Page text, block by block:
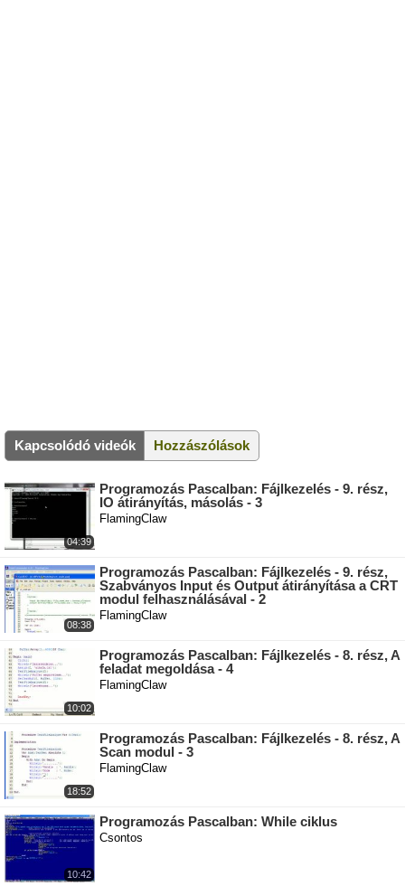
Kapcsolódó videók Hozzászólások
04:39
Programozás Pascalban: Fájlkezelés - 9. rész,
IO átirányítás, másolás - 3
FlamingClaw
08:38
Programozás Pascalban: Fájlkezelés - 9. rész,
Szabványos Input és Output átirányítása a CRT
modul felhasználásával - 2
FlamingClaw
10:02
Programozás Pascalban: Fájlkezelés - 8. rész, A
feladat megoldása - 4
FlamingClaw
18:52
Programozás Pascalban: Fájlkezelés - 8. rész, A
Scan modul - 3
FlamingClaw
10:42
Programozás Pascalban: While ciklus
Csontos